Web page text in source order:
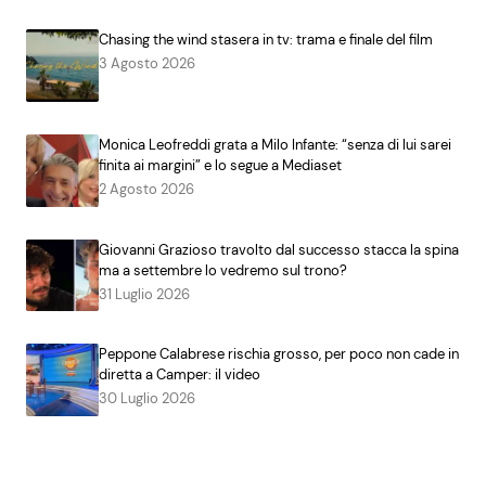
Chasing the wind stasera in tv: trama e finale del film
3 Agosto 2026
Monica Leofreddi grata a Milo Infante: “senza di lui sarei
finita ai margini” e lo segue a Mediaset
2 Agosto 2026
Giovanni Grazioso travolto dal successo stacca la spina
ma a settembre lo vedremo sul trono?
31 Luglio 2026
Peppone Calabrese rischia grosso, per poco non cade in
diretta a Camper: il video
30 Luglio 2026